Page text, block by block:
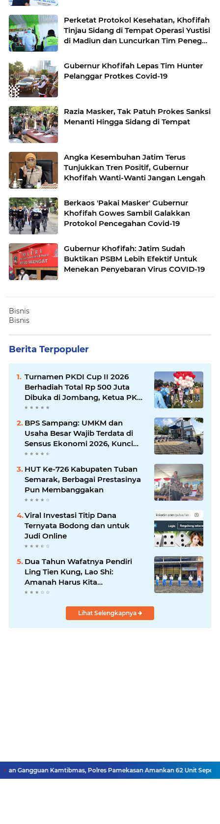
Perketat Protokol Kesehatan, Khofifah
Tinjau Sidang di Tempat Operasi Yustisi
di Madiun dan Luncurkan Tim Penegak
Gubernur Khofifah Lepas Tim Hunter
Pelanggar Protkes Covid-19
Razia Masker, Tak Patuh Prokes Sanksi
Menanti Hingga Sidang di Tempat
Angka Kesembuhan Jatim Terus
Tunjukkan Tren Positif, Gubernur
Khofifah Wanti-Wanti Jangan Lengah
Berkaos 'Pakai Masker' Gubernur
Khofifah Gowes Sambil Galakkan
Protokol Pencegahan Covid-19
Gubernur Khofifah: Jatim Sudah
Buktikan PSBM Lebih Efektif Untuk
Menekan Penyebaran Virus COVID-19
Bisnis
Bisnis
Berita Terpopuler
Turnamen PKDI Cup II 2026
Berhadiah Total Rp 500 Juta
Dibuka di Jombang, Ketua PKDI
Jatim Syaifullah Mahdi: Ajang
Komunikasi Antar-Kades untuk
Memajukan Desa
BPS Sampang: UMKM dan
Usaha Besar Wajib Terdata di
Sensus Ekonomi 2026, Kunci
Kebijakan Tepat Sasaran
HUT Ke-726 Kabupaten Tuban
Semarak, Berbagai Prestasinya
Pun Membanggakan
Viral Investasi Titip Dana
Ternyata Bodong dan untuk
Judi Online
Dua Tahun Wafatnya Pendiri
Ling Tien Kung, Lao Shi:
Amanah Harus Kita
Laksanakan!
Lihat Selengkapnya
Gangguan Kamtibmas, Polres Pamekasan Amankan 62 Unit Sepeda